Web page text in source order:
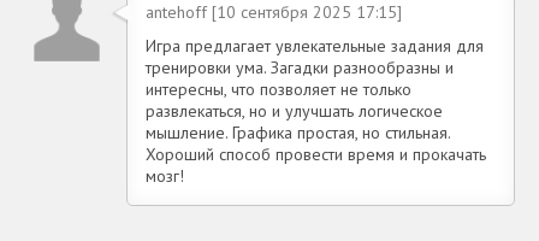
antehoff [10 сентября 2025 17:15]
Игра предлагает увлекательные задания для
тренировки ума. Загадки разнообразны и
интересны, что позволяет не только
развлекаться, но и улучшать логическое
мышление. Графика простая, но стильная.
Хороший способ провести время и прокачать
мозг!